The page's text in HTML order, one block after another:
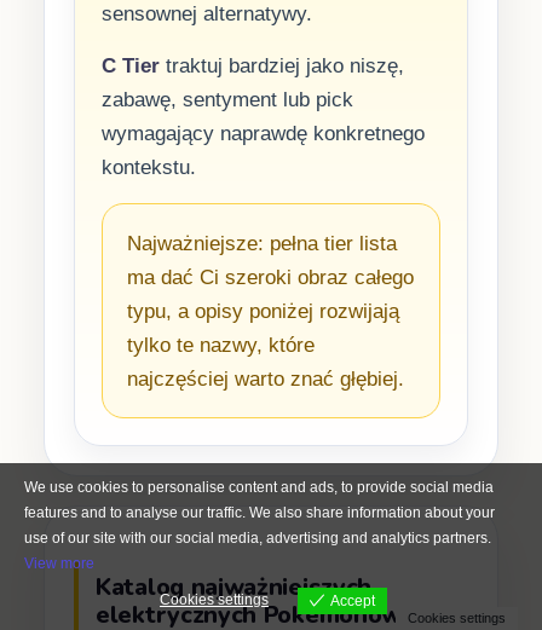
sensownej alternatywy.
C Tier traktuj bardziej jako niszę,
zabawę, sentyment lub pick
wymagający naprawdę konkretnego
kontekstu.
Najważniejsze: pełna tier lista
ma dać Ci szeroki obraz całego
typu, a opisy poniżej rozwijają
tylko te nazwy, które
najczęściej warto znać głębiej.
Katalog najważniejszych
elektrycznych Pokémonów
Facebooku!
Dołącz do społeczności — newsy,
Polub stronę
We use cookies to personalise content and ads, to provide social media
features and to analyse our traffic. We also share information about your
use of our site with our social media, advertising and analytics partners.
View more
Cookies settings Accept
Cookies settings